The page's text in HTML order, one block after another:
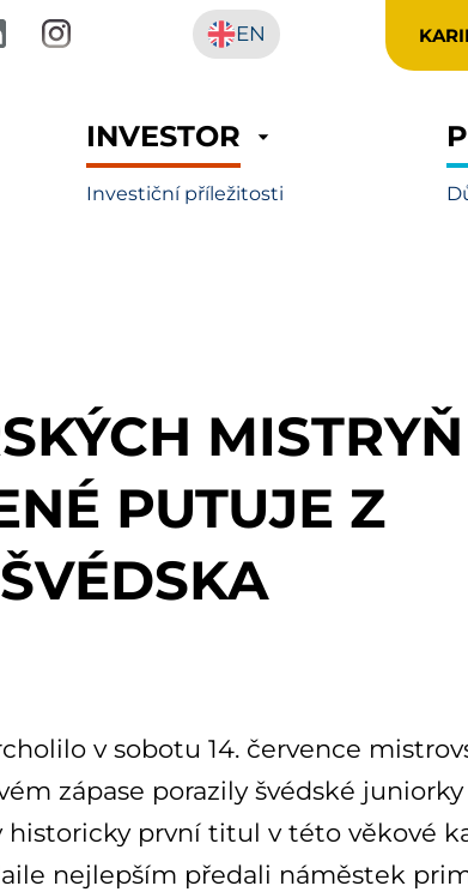
EN
INVESTOR
Investiční příležitosti
MISTRYŇ
PUTUJE Z
v sobotu 14. července
zápase porazily švédské
historicky první titul v této věkové
nejlepším předali náměstek